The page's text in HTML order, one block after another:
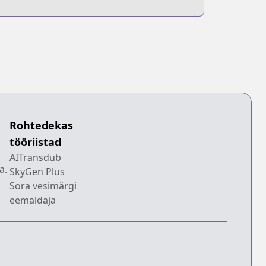
Rohtedekas
tööriistad
AITransdub
SkyGen Plus
Sora vesimärgi
eemaldaja